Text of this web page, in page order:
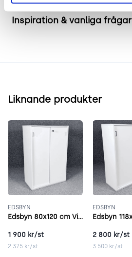
Inspiration & vanliga frågar
Liknande produkter
EDSBYN
Edsbyn 80x120 cm Vitt
1 900 kr/st
2 375 kr/st
EDSBYN
2 800 kr/st
3 500 kr/st